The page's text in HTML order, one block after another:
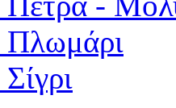
Πλωμάρι